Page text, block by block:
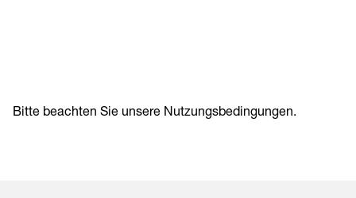
Bitte beachten Sie unsere Nutzungsbedingungen.